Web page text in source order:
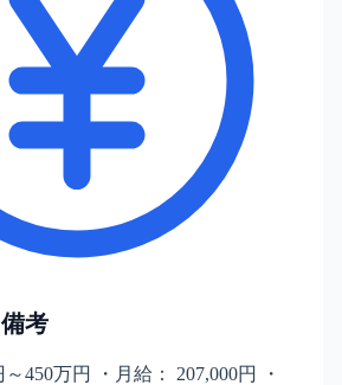
考
～450万円 ・月給： 207,000円 ・